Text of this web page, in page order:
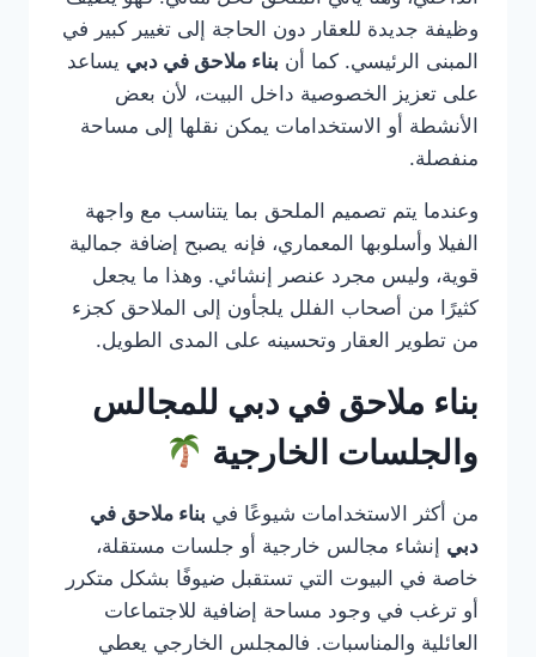
وظيفة جديدة للعقار دون الحاجة إلى تغيير كبير في
المبنى الرئيسي. كما أن بناء ملاحق في دبي يساعد
على تعزيز الخصوصية داخل البيت، لأن بعض
الأنشطة أو الاستخدامات يمكن نقلها إلى مساحة
منفصلة.
وعندما يتم تصميم الملحق بما يتناسب مع واجهة
الفيلا وأسلوبها المعماري، فإنه يصبح إضافة جمالية
قوية، وليس مجرد عنصر إنشائي. وهذا ما يجعل
كثيرًا من أصحاب الفلل يلجأون إلى الملاحق كجزء
من تطوير العقار وتحسينه على المدى الطويل.
بناء ملاحق في دبي للمجالس
والجلسات الخارجية
من أكثر الاستخدامات شيوعًا في بناء ملاحق في
دبي إنشاء مجالس خارجية أو جلسات مستقلة،
خاصة في البيوت التي تستقبل ضيوفًا بشكل متكرر
أو ترغب في وجود مساحة إضافية للاجتماعات
العائلية والمناسبات. فالمجلس الخارجي يعطي